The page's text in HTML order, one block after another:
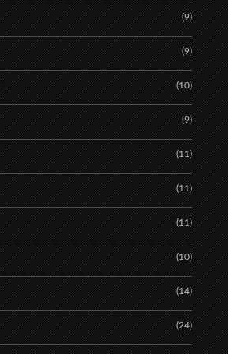
(9)
(9)
(10)
(9)
(11)
(11)
(11)
(10)
(14)
(24)